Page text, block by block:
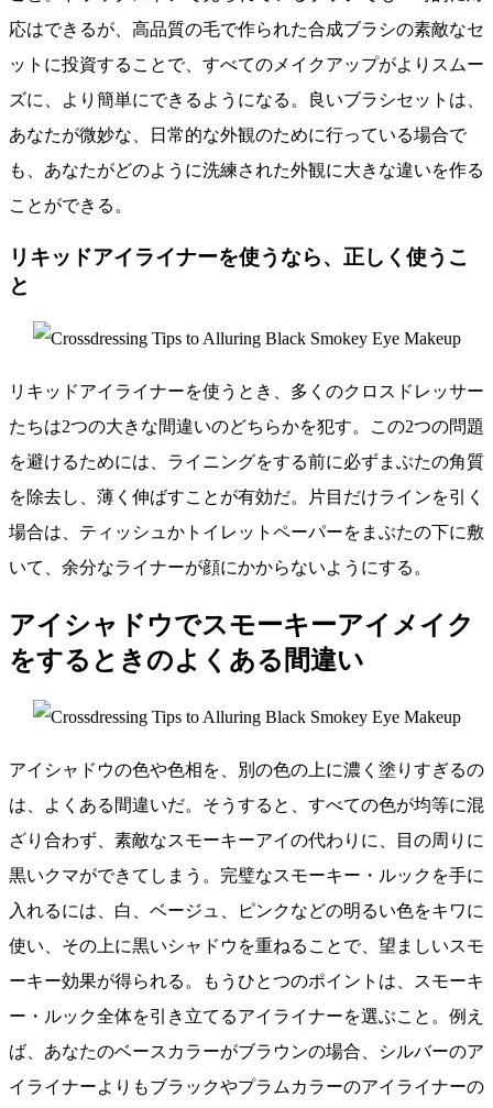
応はできるが、高品質の毛で作られた合成ブラシの素敵なセ
ットに投資することで、すべてのメイクアップがよりスムー
ズに、より簡単にできるようになる。良いブラシセットは、
あなたが微妙な、日常的な外観のために行っている場合で
も、あなたがどのように洗練された外観に大きな違いを作る
ことができる。
リキッドアイライナーを使うなら、正しく使うこ
と
リキッドアイライナーを使うとき、多くのクロスドレッサー
たちは2つの大きな間違いのどちらかを犯す。この2つの問題
を避けるためには、ライニングをする前に必ずまぶたの角質
を除去し、薄く伸ばすことが有効だ。片目だけラインを引く
場合は、ティッシュかトイレットペーパーをまぶたの下に敷
いて、余分なライナーが顔にかからないようにする。
アイシャドウでスモーキーアイメイク
をするときのよくある間違い
アイシャドウの色や色相を、別の色の上に濃く塗りすぎるの
は、よくある間違いだ。そうすると、すべての色が均等に混
ざり合わず、素敵なスモーキーアイの代わりに、目の周りに
黒いクマができてしまう。完璧なスモーキー・ルックを手に
入れるには、白、ベージュ、ピンクなどの明るい色をキワに
使い、その上に黒いシャドウを重ねることで、望ましいスモ
ーキー効果が得られる。もうひとつのポイントは、スモーキ
ー・ルック全体を引き立てるアイライナーを選ぶこと。例え
ば、あなたのベースカラーがブラウンの場合、シルバーのア
イライナーよりもブラックやプラムカラーのアイライナーの